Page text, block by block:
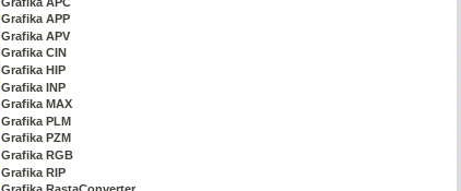
Grafika APP
Grafika APV
Grafika CIN
Grafika HIP
Grafika INP
Grafika MAX
Grafika PLM
Grafika PZM
Grafika RGB
Grafika RIP